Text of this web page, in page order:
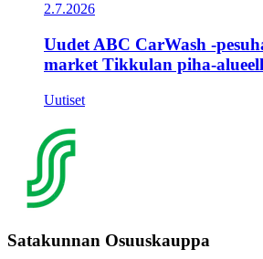
2.7.2026
Uudet ABC CarWash -
market Tikkulan piha-
Uutiset
Satakunnan Osuuskauppa